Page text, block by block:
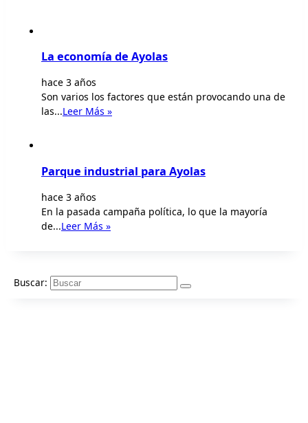
La economía de Ayolas
hace 3 años
Son varios los factores que están provocando una de
las...Leer Más »
Parque industrial para Ayolas
hace 3 años
En la pasada campaña política, lo que la mayoría
de...Leer Más »
Buscar: